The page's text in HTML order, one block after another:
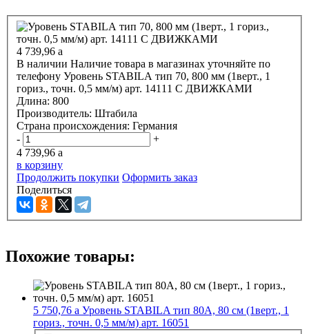
4 739,96 a
В наличии Наличие товара в магазинах уточняйте по
телефону Уровень STABILA тип 70, 800 мм (1верт., 1
гориз., точн. 0,5 мм/м) арт. 14111 С ДВИЖКАМИ
Длина: 800
Производитель: Штабила
Страна происхождения: Германия
-
+
4 739,96 a
в корзину
Продолжить покупки Оформить заказ
Поделиться
Похожие товары:
5 750,76 a Уровень STABILA тип 80А, 80 см (1верт., 1
гориз., точн. 0,5 мм/м) арт. 16051